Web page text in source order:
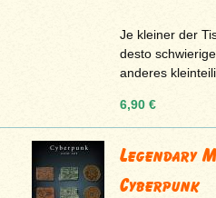
Je kleiner der
desto
anderes
6,90 €
Legendary
Cyberpunk